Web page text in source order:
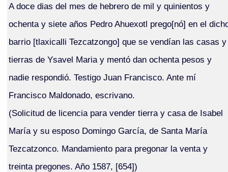
A doce dias del mes de hebrero de mil y quinientos y
ochenta y siete años Pedro Ahuexotl prego[nó] en el
barrio [tlaxicalli Tezcatzongo] que se vendían las casas y
tierras de Ysavel Maria y mentó dan ochenta pesos y
nadie respondió. Testigo Juan Francisco. Ante mí
Francisco Maldonado, escrivano.
(Solicitud de licencia para vender tierra y casa de Isabel
María y su esposo Domingo García, de Santa María
Tezcatzonco. Mandamiento para pregonar la venta y
treinta pregones. Año 1587, [654])